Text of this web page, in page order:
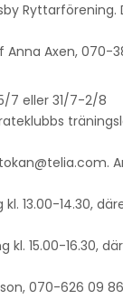
Anna Axen, 070-
5/7 eller 31/7-2/8
kl. 13.00-14.30,
kl. 15.00-16.30,
070-626 09